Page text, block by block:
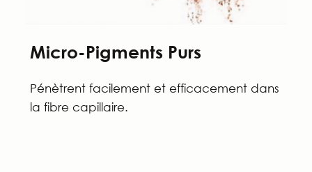
Micro-Pigments Purs
Pénètrent facilement et efficacement dans
la fibre capillaire.